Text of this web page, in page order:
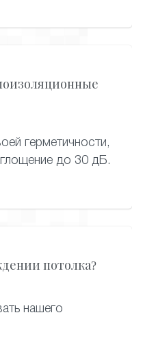
герметичности,
до 30 дБ.
потолка?
нашего